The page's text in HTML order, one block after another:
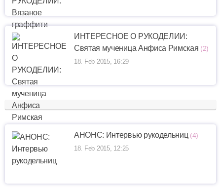
ИНТЕРЕСНОЕ О РУКОДЕЛИИ:
Святая мученица Анфиса Римская (2)
18. Feb 2015, 16:29
АНОНС: Интервью рукодельниц (4)
18. Feb 2015, 12:25